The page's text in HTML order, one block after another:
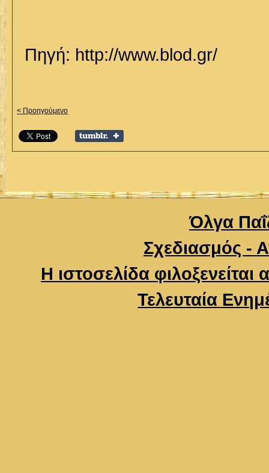
Πηγή: http://www.blod.gr/
< Προηγούμενο
Όλγα
Σχεδιασμός -
Η ιστοσελίδα
Τελευταία